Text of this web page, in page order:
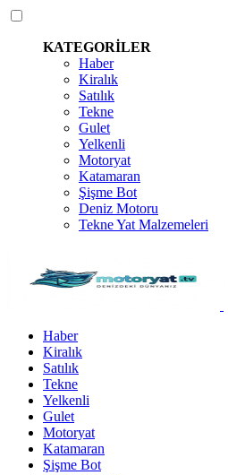
KATEGORİLER
Haber
Kiralık
Satılık
Tekne
Gulet
Yelkenli
Motoryat
Katamaran
Şişme Bot
Deniz Motoru
Tekne Yat Malzemeleri
Haber
Kiralık
Satılık
Tekne
Yelkenli
Gulet
Motoryat
Katamaran
Şişme Bot